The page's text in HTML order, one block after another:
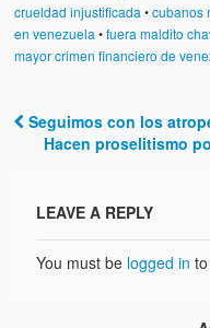
crueldad injustificada •cubanos
en venezuela •fuera maldito
mayor crimen financiero de
Post
Seguimos con los
Hacen proselitismo
LEAVE A REPLY
You must be logged in